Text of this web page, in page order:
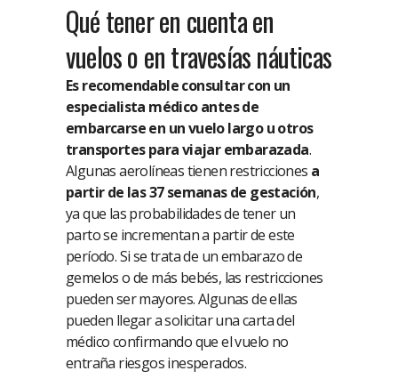
Qué tener en cuenta en
vuelos o en travesías náuticas
Es recomendable consultar con un
especialista médico antes de
embarcarse en un vuelo largo u otros
transportes para viajar embarazada.
Algunas aerolíneas tienen restricciones a
partir de las 37 semanas de gestación,
ya que las probabilidades de tener un
parto se incrementan a partir de este
período. Si se trata de un embarazo de
gemelos o de más bebés, las restricciones
pueden ser mayores. Algunas de ellas
pueden llegar a solicitar una carta del
médico confirmando que el vuelo no
entraña riesgos inesperados.